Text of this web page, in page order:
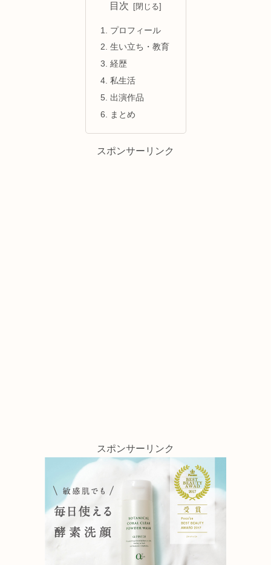
目次
プロフィール
生い立ち・教育
経歴
私生活
出演作品
まとめ
スポンサーリンク
スポンサーリンク